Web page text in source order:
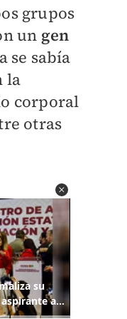
grupos
un gen
se sabía
la
corporal
otras